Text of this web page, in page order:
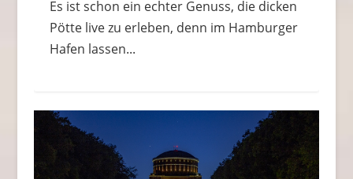
Es ist schon ein echter Genuss, die dicken
Pötte live zu erleben, denn im Hamburger
Hafen lassen...